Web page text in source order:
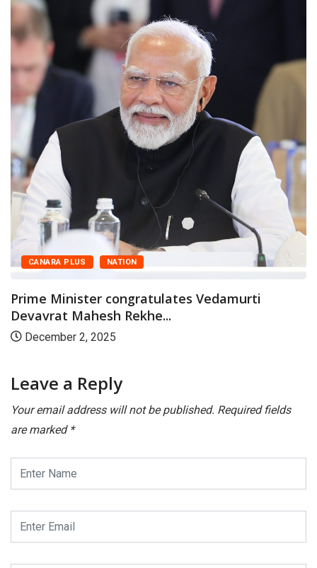
NATION
congratulates Vedamurti
Mahesh Rekhe...
2, 2025
Leave a Reply
Your email address will not be published. Required fields
are marked *